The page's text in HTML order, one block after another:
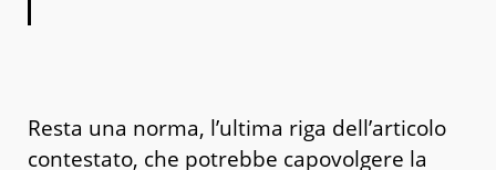
Resta una norma, l’ultima riga dell’articolo
contestato, che potrebbe capovolgere la